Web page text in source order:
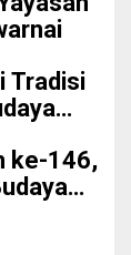
Tradisi
ke-146,